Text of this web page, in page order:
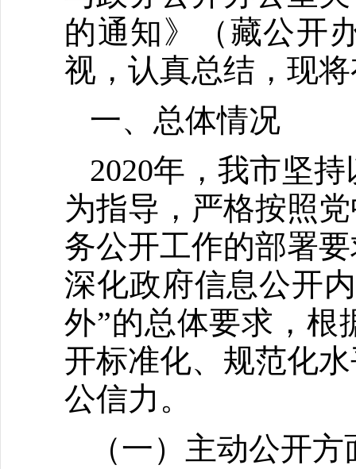
的通知》（藏公开
视，认真总结，现
一、总体情况
2020年，我市坚
为指导，严格按照
务公开工作的部署
深化政府信息公开
外”的总体要求，根
开标准化、规范化
公信力。
（一）主动公开方